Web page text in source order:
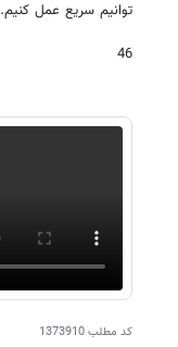
توانیم سریع عمل کنیم.
46
کد مطلب1373910